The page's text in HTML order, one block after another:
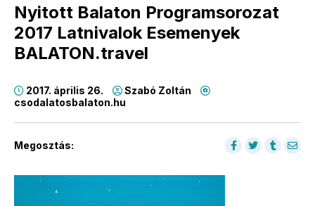
Nyitott Balaton Programsorozat
2017 Latnivalok Esemenyek
BALATON.travel
2017. április 26.
Szabó Zoltán
csodalatosbalaton.hu
Megosztás: